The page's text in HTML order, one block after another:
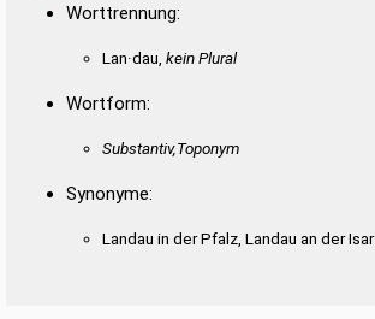
Worttrennung:
Lan·dau, kein Plural
Wortform:
Substantiv,Toponym
Synonyme:
Landau in der Pfalz, Landau an der Isar